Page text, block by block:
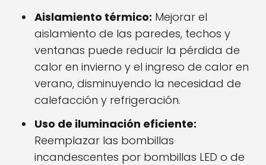
Aislamiento térmico: Mejorar el
aislamiento de las paredes, techos y
ventanas puede reducir la pérdida de
calor en invierno y el ingreso de calor en
verano, disminuyendo la necesidad de
calefacción y refrigeración.
Uso de iluminación eficiente:
Reemplazar las bombillas
incandescentes por bombillas LED o de